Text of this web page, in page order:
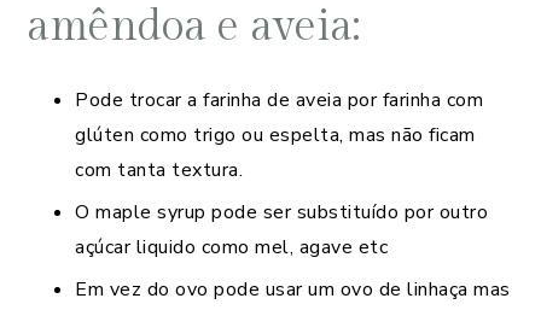
amêndoa e aveia:
Pode trocar a farinha de aveia por farinha com
glúten como trigo ou espelta, mas não ficam
com tanta textura.
O maple syrup pode ser substituído por outro
açúcar liquido como mel, agave etc
Em vez do ovo pode usar um ovo de linhaça mas